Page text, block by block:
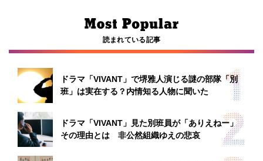
読まれている記事
ドラマ「VIVANT」で堺雅人演じる謎の部隊「別
班」は実在する？内情知る人物に聞いた
ドラマ「VIVANT」見た別班員が「ありえねー」
その理由とは 非公然組織ゆえの悲哀